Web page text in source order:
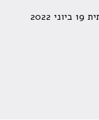
19 ביוני 2022